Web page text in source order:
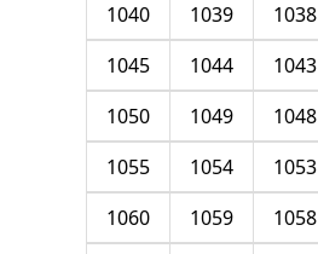
1038
1039
1040
1043
1044
1045
1048
1049
1050
1053
1054
1055
1058
1059
1060